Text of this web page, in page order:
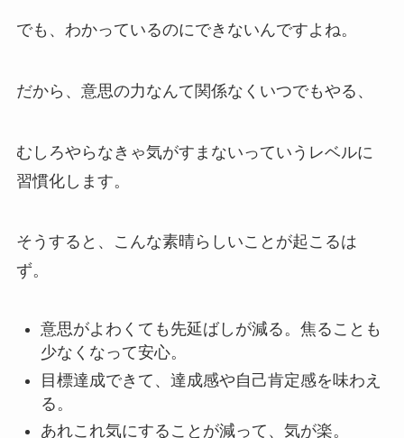
でも、わかっているのにできないんですよね。
だから、意思の力なんて関係なくいつでもやる、
むしろやらなきゃ気がすまないっていうレベルに
習慣化します。
そうすると、こんな素晴らしいことが起こるは
ず。
意思がよわくても先延ばしが減る。焦ることも
少なくなって安心。
目標達成できて、達成感や自己肯定感を味わえ
る。
あれこれ気にすることが減って、気が楽。